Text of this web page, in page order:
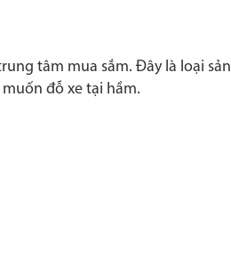
tâm mua sắm. Đây là loại sản
đỗ xe tại hầm.